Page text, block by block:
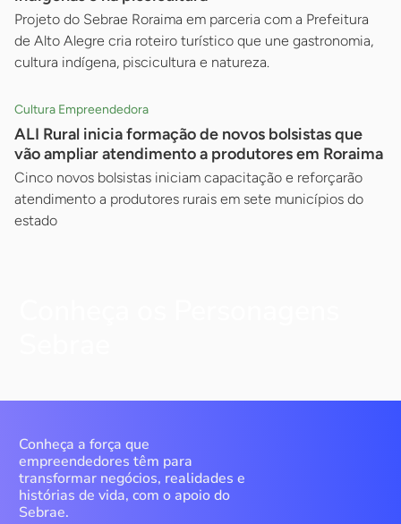
Projeto do Sebrae Roraima em parceria com a Prefeitura
de Alto Alegre cria roteiro turístico que une gastronomia,
cultura indígena, piscicultura e natureza.
Cultura Empreendedora
ALI Rural inicia formação de novos bolsistas que
vão ampliar atendimento a produtores em Roraima
Cinco novos bolsistas iniciam capacitação e reforçarão
atendimento a produtores rurais em sete municípios do
estado
Conheça a força que
empreendedores têm para
transformar negócios, realidades e
histórias de vida, com o apoio do
Sebrae.